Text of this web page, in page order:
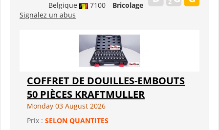
Belgique 7100
Bricolage
Signalez un abus
COFFRET DE DOUILLES-EMBOUTS
50 PIÈCES KRAFTMULLER
Monday 03 August 2026
Prix : SELON QUANTITES